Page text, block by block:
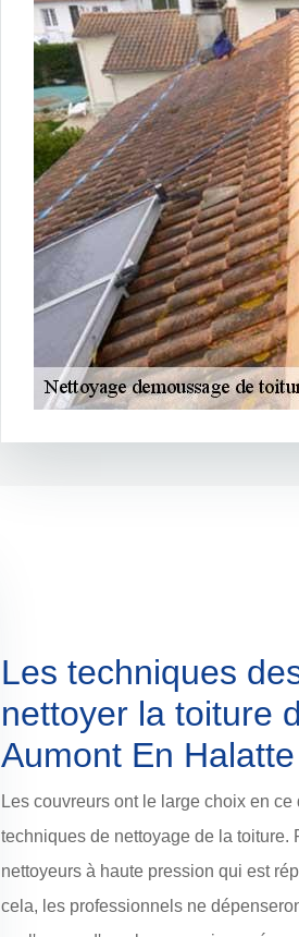
Les techniques
nettoyer la toiture
Aumont En Halatte
Les couvreurs ont le large choix en
techniques de nettoyage de la
nettoyeurs à haute pression qui est
cela, les professionnels ne